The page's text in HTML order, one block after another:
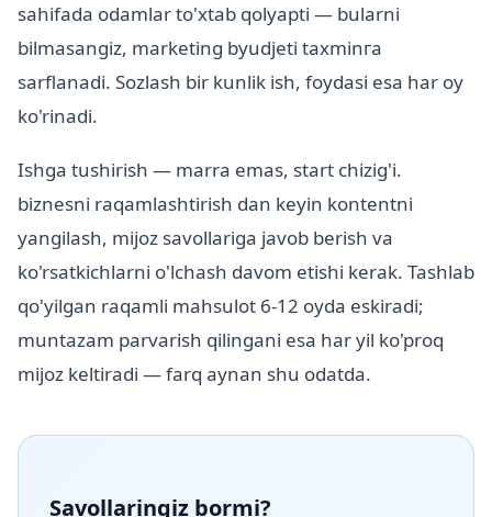
sahifada odamlar to'xtab qolyapti — bularni
bilmasangiz, marketing byudjeti taxminга
sarflanadi. Sozlash bir kunlik ish, foydasi esa har oy
ko'rinadi.
Ishga tushirish — marra emas, start chizig'i.
biznesni raqamlashtirish dan keyin kontentni
yangilash, mijoz savollariga javob berish va
ko'rsatkichlarni o'lchash davom etishi kerak. Tashlab
qo'yilgan raqamli mahsulot 6-12 oyda eskiradi;
muntazam parvarish qilingani esa har yil ko'proq
mijoz keltiradi — farq aynan shu odatda.
Savollaringiz bormi?